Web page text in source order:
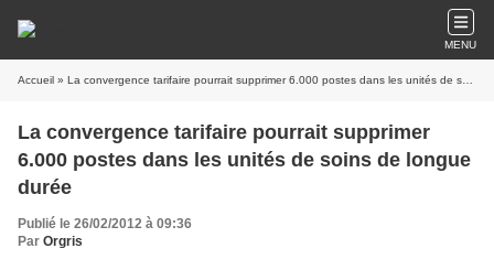
MENU
Accueil » La convergence tarifaire pourrait supprimer 6.000 postes dans les unités de soins de longue durée
La convergence tarifaire pourrait supprimer
6.000 postes dans les unités de soins de longue
durée
Publié le 26/02/2012 à 09:36
Par Orgris